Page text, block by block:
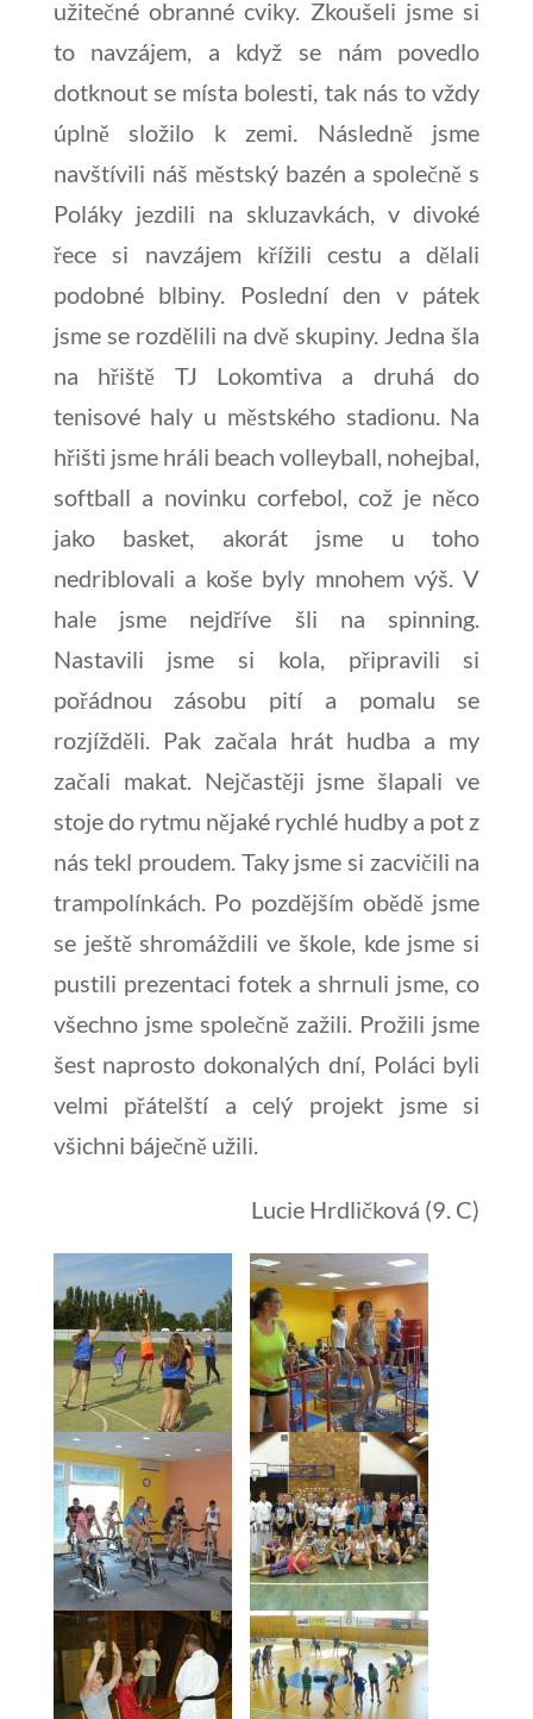
užitečné obranné cviky. Zkoušeli jsme si
to navzájem, a když se nám povedlo
dotknout se místa bolesti, tak nás to vždy
úplně složilo k zemi. Následně jsme
navštívili náš městský bazén a společně s
Poláky jezdili na skluzavkách, v divoké
řece si navzájem křížili cestu a dělali
podobné blbiny. Poslední den v pátek
jsme se rozdělili na dvě skupiny. Jedna šla
na hřiště TJ Lokomtiva a druhá do
tenisové haly u městského stadionu. Na
hřišti jsme hráli beach volleyball, nohejbal,
softball a novinku corfebol, což je něco
jako basket, akorát jsme u toho
nedriblovali a koše byly mnohem výš. V
hale jsme nejdříve šli na spinning.
Nastavili jsme si kola, připravili si
pořádnou zásobu pití a pomalu se
rozjížděli. Pak začala hrát hudba a my
začali makat. Nejčastěji jsme šlapali ve
stoje do rytmu nějaké rychlé hudby a pot z
nás tekl proudem. Taky jsme si zacvičili na
trampolínkách. Po pozdějším obědě jsme
se ještě shromáždili ve škole, kde jsme si
pustili prezentaci fotek a shrnuli jsme, co
všechno jsme společně zažili. Prožili jsme
šest naprosto dokonalých dní, Poláci byli
velmi přátelští a celý projekt jsme si
všichni báječně užili.
Lucie Hrdličková (9. C)